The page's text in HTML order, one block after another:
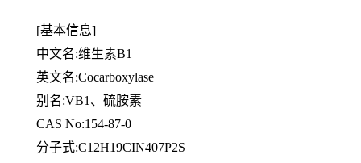
[基本信息]
中文名:维生素B1
英文名:Cocarboxylase
别名:VB1、硫胺素
CAS No:154-87-0
分子式:C12H19CIN407P2S